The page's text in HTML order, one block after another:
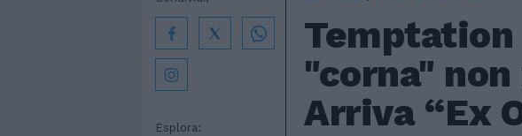
"corna"
Arriva “Ex
Esplora: